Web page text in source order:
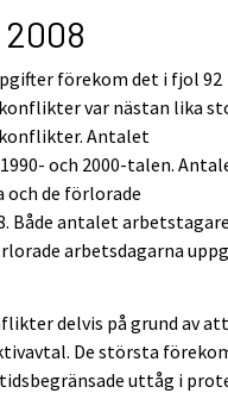
förekom det i fjol 92
var nästan lika
Antalet
och 2000-talen.
de förlorade
Både antalet arbetstagare
arbetsdagarna
delvis på grund av
De största
uttåg i